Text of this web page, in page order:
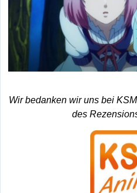
Wir bedanken wir uns bei
des